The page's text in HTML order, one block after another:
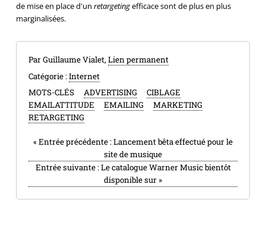
de mise en place d'un retargetingefficace sont de plus en plus
marginalisées.
Par Guillaume Vialet, Lien permanent
Catégorie :Internet
MOTS-CLÉS
ADVERTISING
CIBLAGE
EMAILATTITUDE
EMAILING
MARKETING
RETARGETING
«Entrée précédente :Lancement bêta effectué pour le
site de musique
Entrée suivante :Le catalogue Warner Music bientôt
disponible sur »